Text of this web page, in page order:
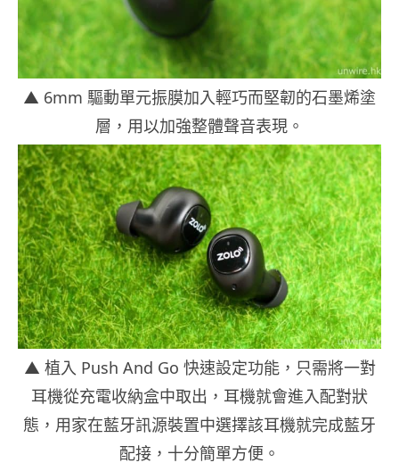
▲ 6mm 驅動單元振膜加入輕巧而堅韌的石墨烯塗
層，用以加強整體聲音表現。
▲ 植入 Push And Go 快速設定功能，只需將一對
耳機從充電收納盒中取出，耳機就會進入配對狀
態，用家在藍牙訊源裝置中選擇該耳機就完成藍牙
配接，十分簡單方便。